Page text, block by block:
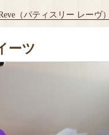
（パティスリー レーヴ
ーツ